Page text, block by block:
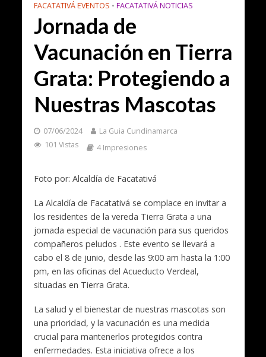
FACATATIVÁ EVENTOS • FACATATIVÁ NOTICIAS
Jornada de
Vacunación en Tierra
Grata: Protegiendo a
Nuestras Mascotas
07/06/2024
La Guia Cundinamarca
101 Vistas
4 Impresiones
Foto por: Alcaldía de Facatativá
La Alcaldía de Facatativá se complace en invitar a
los residentes de la vereda Tierra Grata a una
jornada especial de vacunación para sus queridos
compañeros peludos . Este evento se llevará a
cabo el 8 de junio, desde las 9:00 am hasta la 1:00
pm, en las oficinas del Acueducto Verdeal,
situadas en Tierra Grata.
La salud y el bienestar de nuestras mascotas son
una prioridad, y la vacunación es una medida
crucial para mantenerlos protegidos contra
enfermedades. Esta iniciativa ofrece a los